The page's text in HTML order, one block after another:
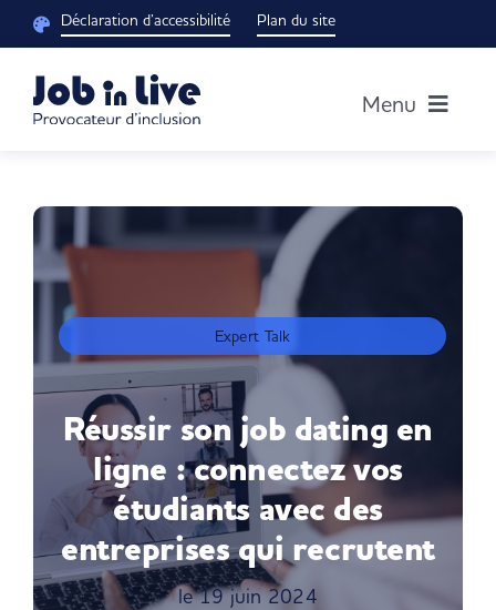
Passer
au
contenu
Déclaration d’accessibilité Plan du site
Menu
Notre groupe
Découvrir nos solutions
Blog RH
Je suis un candidat
Expert Talk
Réussir son job dating en
ligne : connectez vos
étudiants avec des
entreprises qui recrutent
le 19 juin 2024